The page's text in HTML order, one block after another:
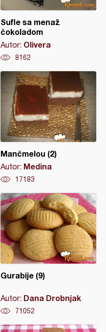
Sufle sa menaž
čokoladom
Autor: Olivera
8162
Mančmelou (2)
Autor: Medina
17183
Gurabije (9)
Autor: Dana Drobnjak
71052